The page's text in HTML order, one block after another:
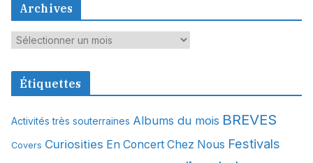
Archives
A
c
v
e
Étiquettes
Activités très souterraines Albums du mois BREVES
Covers Curiosities En Concert Chez Nous Festivals